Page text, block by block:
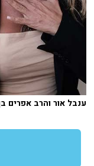
ענבל אור והרב אפרים